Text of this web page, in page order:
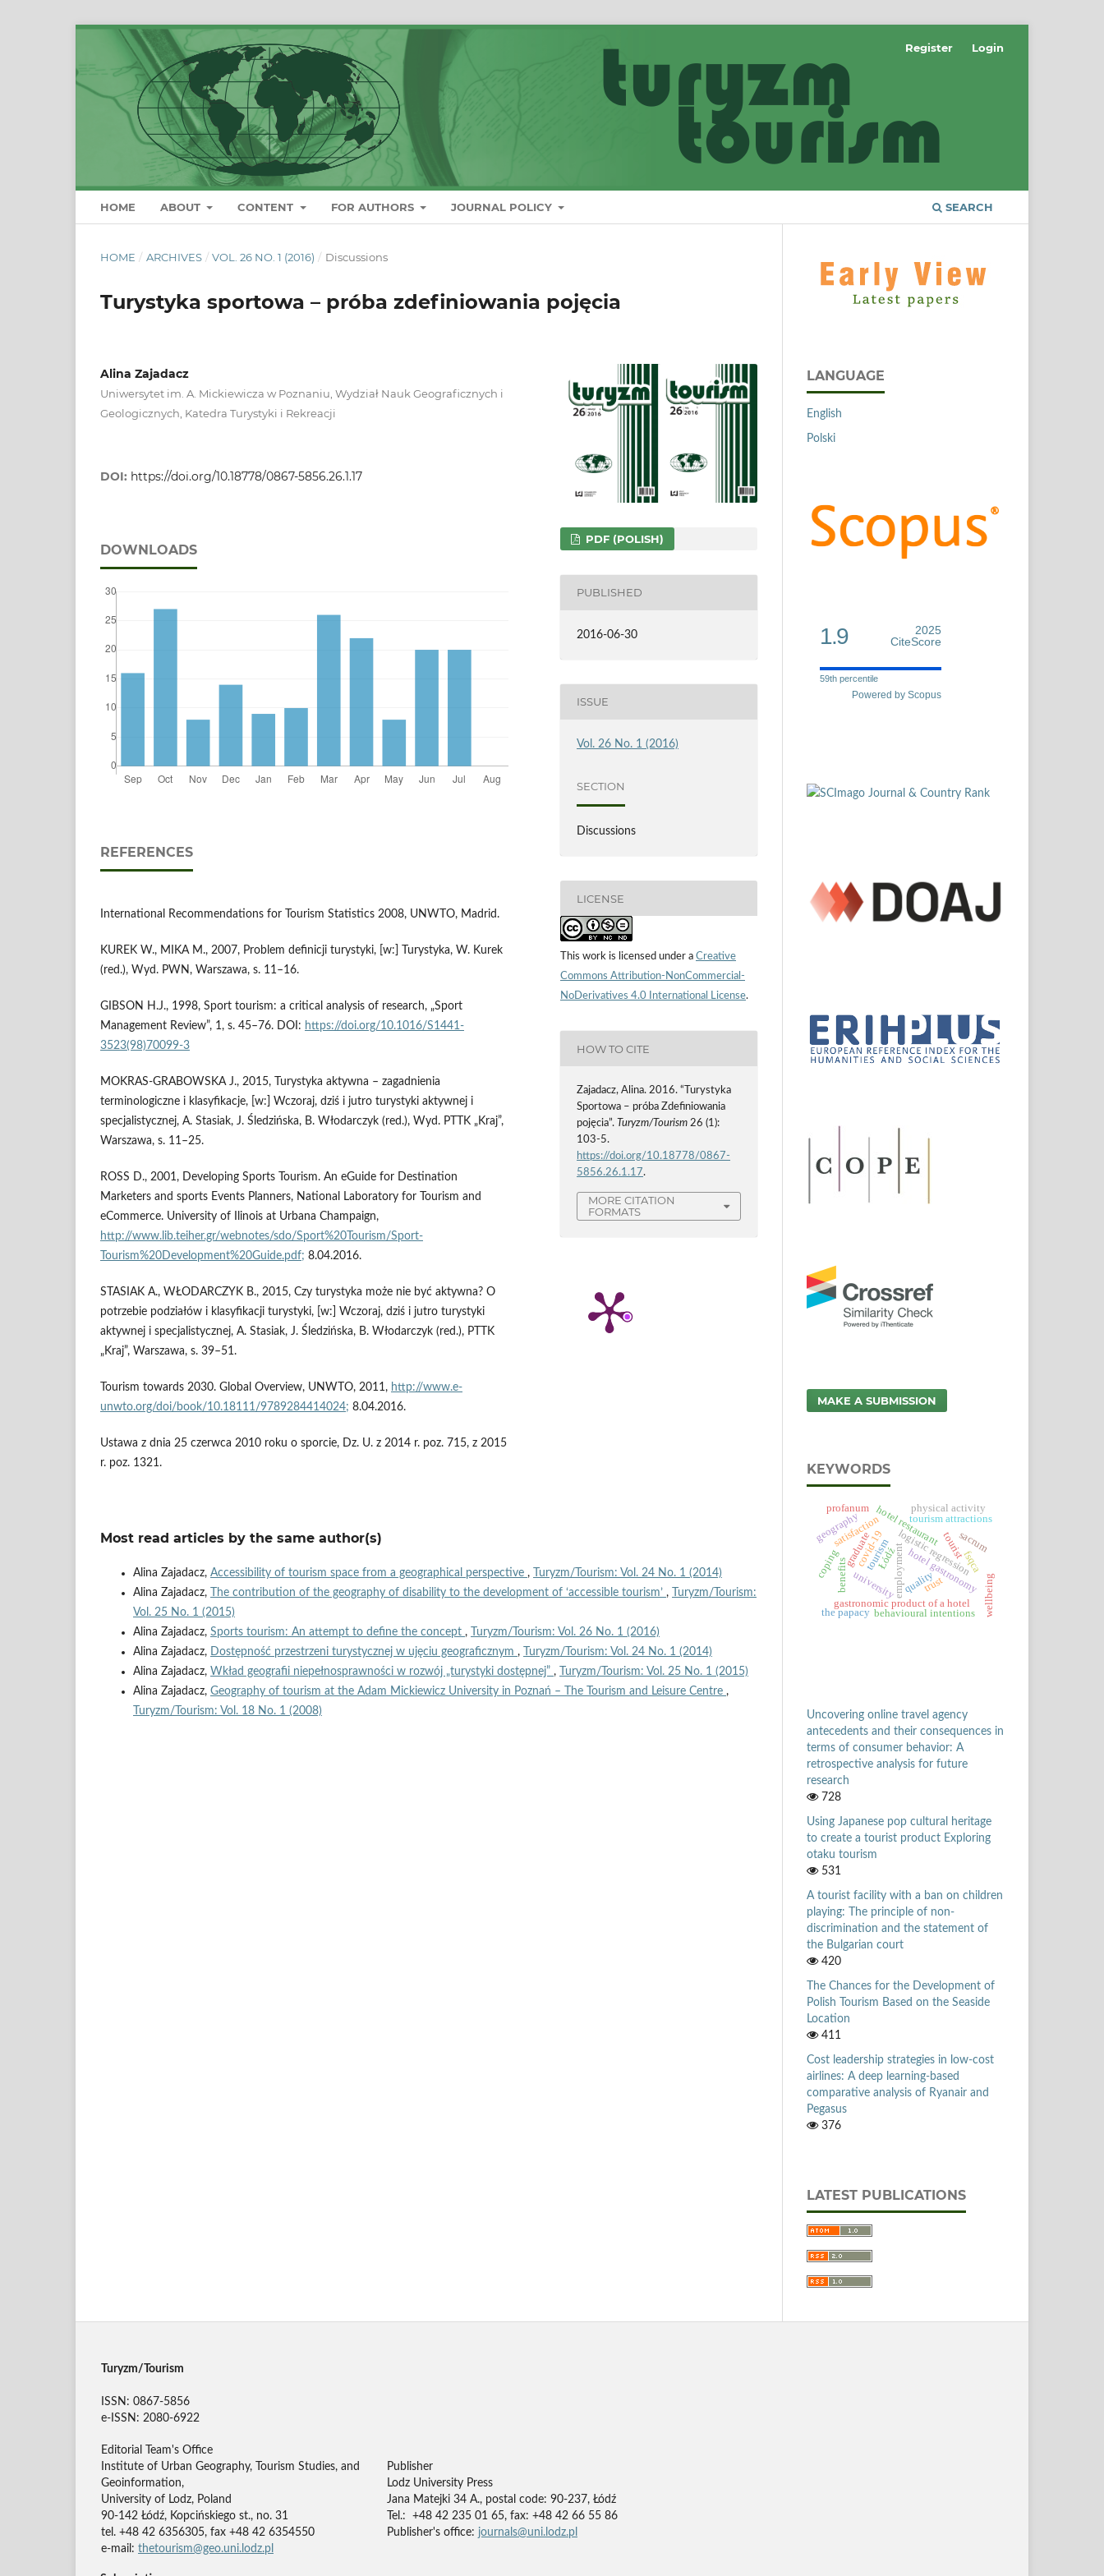
HOME ABOUT CONTENT FOR AUTHORS JOURNAL POLICY SEARCH
Register Login
HOME / ARCHIVES / VOL. 26 NO. 1 (2016) / Discussions
Turystyka sportowa – próba zdefiniowania pojęcia
Alina Zajadacz
Uniwersytet im. A. Mickiewicza w Poznaniu, Wydział Nauk Geograficznych i
Geologicznych, Katedra Turystyki i Rekreacji
DOI: https://doi.org/10.18778/0867-5856.26.1.17
DOWNLOADS
REFERENCES
International Recommendations for Tourism Statistics 2008, UNWTO, Madrid.
KUREK W., MIKA M., 2007, Problem definicji turystyki, [w:] Turystyka, W. Kurek
(red.), Wyd. PWN, Warszawa, s. 11–16.
GIBSON H.J., 1998, Sport tourism: a critical analysis of research, „Sport
Management Review”, 1, s. 45–76. DOI: https://doi.org/10.1016/S1441-
3523(98)70099-3
MOKRAS-GRABOWSKA J., 2015, Turystyka aktywna – zagadnienia
terminologiczne i klasyfikacje, [w:] Wczoraj, dziś i jutro turystyki aktywnej i
specjalistycznej, A. Stasiak, J. Śledzińska, B. Włodarczyk (red.), Wyd. PTTK „Kraj”,
Warszawa, s. 11–25.
ROSS D., 2001, Developing Sports Tourism. An eGuide for Destination
Marketers and sports Events Planners, National Laboratory for Tourism and
eCommerce. University of Ilinois at Urbana Champaign,
http://www.lib.teiher.gr/webnotes/sdo/Sport%20Tourism/Sport-
Tourism%20Development%20Guide.pdf; 8.04.2016.
STASIAK A., WŁODARCZYK B., 2015, Czy turystyka może nie być aktywna? O
potrzebie podziałów i klasyfikacji turystyki, [w:] Wczoraj, dziś i jutro turystyki
aktywnej i specjalistycznej, A. Stasiak, J. Śledzińska, B. Włodarczyk (red.), PTTK
„Kraj”, Warszawa, s. 39–51.
Tourism towards 2030. Global Overview, UNWTO, 2011, http://www.e-
unwto.org/doi/book/10.18111/9789284414024; 8.04.2016.
Ustawa z dnia 25 czerwca 2010 roku o sporcie, Dz. U. z 2014 r. poz. 715, z 2015
r. poz. 1321.
PDF (POLISH)
PUBLISHED
2016-06-30
ISSUE
Vol. 26 No. 1 (2016)
SECTION
Discussions
LICENSE
This work is licensed under a Creative
Commons Attribution-NonCommercial-
NoDerivatives 4.0 International License.
HOW TO CITE
Zajadacz, Alina. 2016. “Turystyka
Sportowa – próba Zdefiniowania
pojęcia”. Turyzm/Tourism 26 (1):
103-5.
https://doi.org/10.18778/0867-
5856.26.1.17.
MORE CITATION
FORMATS
Most read articles by the same author(s)
Alina Zajadacz, Accessibility of tourism space from a geographical perspective ,
Turyzm/Tourism: Vol. 24 No. 1 (2014)
Alina Zajadacz,
The contribution of the geography of disability to the development of ‘accessible tourism’ ,
Turyzm/Tourism:
Vol. 25 No. 1 (2015)
Alina Zajadacz, Sports tourism: An attempt to define the concept ,
Turyzm/Tourism: Vol. 26 No. 1 (2016)
Alina Zajadacz, Dostępność przestrzeni turystycznej w ujęciu geograficznym ,
Turyzm/Tourism: Vol. 24 No. 1 (2014)
Alina Zajadacz, Wkład geografii niepełnosprawności w rozwój „turystyki dostępnej” ,
Turyzm/Tourism: Vol. 25 No. 1 (2015)
Alina Zajadacz, Geography of tourism at the Adam Mickiewicz University in Poznań – The Tourism and Leisure Centre ,
Turyzm/Tourism: Vol. 18 No. 1 (2008)
LANGUAGE
English
Polski
1.9
2025
CiteScore
59th percentile
Powered by Scopus
MAKE A SUBMISSION
KEYWORDS
graduate employment
university
logistic regression
gastronomic product of a hotel
hotel restaurant
Łódź hotel gastronomy
tourism attractions
quality
satisfaction
benefits
behavioural intentions
tourism tourist
geography sacrum
profanum
the papacy
covid-19
coping
trust
fsqca
wellbeing
physical activity
Uncovering online travel agency
antecedents and their consequences in
terms of consumer behavior: A
retrospective analysis for future
research
728
Using Japanese pop cultural heritage
to create a tourist product Exploring
otaku tourism
531
A tourist facility with a ban on children
playing: The principle of non-
discrimination and the statement of
the Bulgarian court
420
The Chances for the Development of
Polish Tourism Based on the Seaside
Location
411
Cost leadership strategies in low-cost
airlines: A deep learning-based
comparative analysis of Ryanair and
Pegasus
376
LATEST PUBLICATIONS
Turyzm/Tourism
ISSN: 0867-5856
e-ISSN: 2080-6922
Editorial Team's Office
Institute of Urban Geography, Tourism Studies, and
Geoinformation,
University of Lodz, Poland
90-142 Łódź, Kopcińskiego st., no. 31
tel. +48 42 6356305, fax +48 42 6354550
e-mail: thetourism@geo.uni.lodz.pl
Publisher
Lodz University Press
Jana Matejki 34 A., postal code: 90-237, Łódź
Tel.: +48 42 235 01 65, fax: +48 42 66 55 86
Publisher's office: journals@uni.lodz.pl